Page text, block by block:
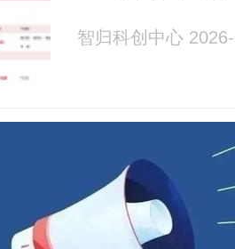
智归科创中心